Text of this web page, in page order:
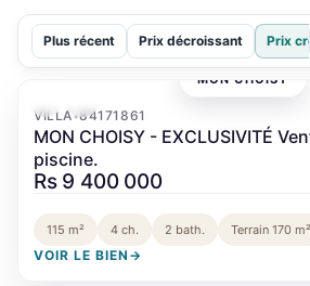
Plus récent Prix décroissant Prix
MON CHOISY
VILLA•84171861
MON CHOISY - EXCLUSIVITÉ
piscine.
Rs 9 400 000
115 m² 4 ch. 2 bath. Terrain 170 m²
VOIR LE BIEN →